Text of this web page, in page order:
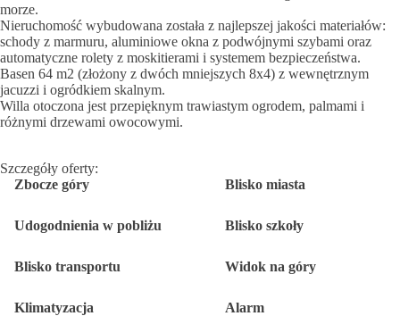
morze.
Nieruchomość wybudowana została z najlepszej jakości materiałów:
schody z marmuru, aluminiowe okna z podwójnymi szybami oraz
automatyczne rolety z moskitierami i systemem bezpieczeństwa.
Basen 64 m2 (złożony z dwóch mniejszych 8x4) z wewnętrznym
jacuzzi i ogródkiem skalnym.
Willa otoczona jest przepięknym trawiastym ogrodem, palmami i
różnymi drzewami owocowymi.
Szczegóły oferty:
Zbocze góry
Udogodnienia w pobliżu
Blisko transportu
Klimatyzacja
Blisko miasta
Blisko szkoły
Widok na góry
Alarm